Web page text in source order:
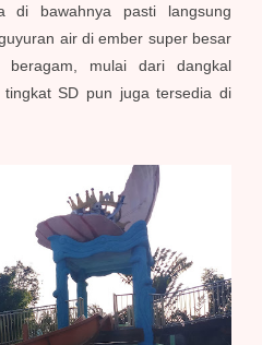
di bawahnya pasti langsung
air di ember super besar
mulai dari dangkal
SD pun juga tersedia di